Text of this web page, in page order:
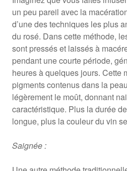
un peu pareil avec la
d’une des techniques les plus
du rosé. Dans cette méthode,
sont pressés et laissés à
pendant une courte période,
heures à quelques jours. Cette
pigments contenus dans la
légèrement le moût, donnant
caractéristique. Plus la durée
longue, plus la couleur du vin
Saignée :